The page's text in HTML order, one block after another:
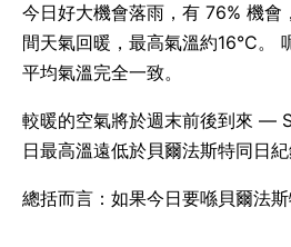
今日好大機會落雨，有 76% 機會
間天氣回暖，最高氣溫約16°C。
平均氣溫完全一致。
較暖的空氣將於週末前後到來 —
日最高溫遠低於貝爾法斯特同日紀
總括而言：如果今日要喺貝爾法斯